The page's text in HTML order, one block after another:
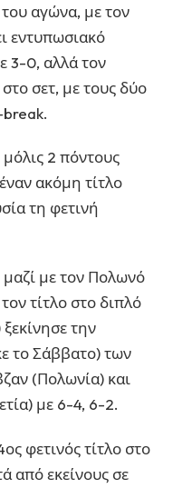
αγώνα, με τον
εντυπωσιακό
3-0, αλλά τον
σετ, με τους δύο
break.
2 πόντους
ακόμη τίτλο
τη φετινή
με τον Πολωνό
τίτλο στο διπλό
την
το Σάββατο) των
(Πολωνία) και
με 6-4, 6-2.
φετινός τίτλο στο
από εκείνους σε